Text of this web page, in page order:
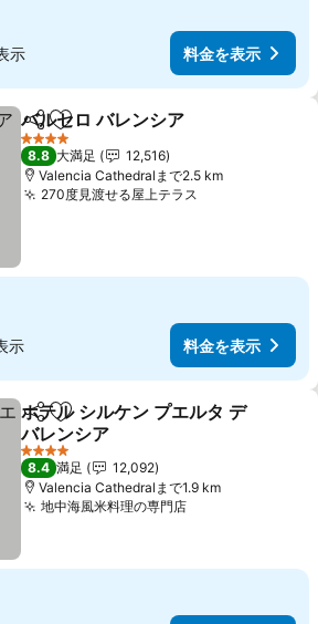
示 料金を表示
シェアお気に入りに追加
バルセロ バレンシア
4 ホテルのランク
8.8 大満足
12,516
Valencia Cathedralまで2.5 km
270度見渡せる屋上テラス
示 料金を表示
シェアお気に入りに追加
ホテル シルケン プエルタ デ
バレンシア
4 ホテルのランク
8.4 満足
12,092
Valencia Cathedralまで1.9 km
地中海風米料理の専門店